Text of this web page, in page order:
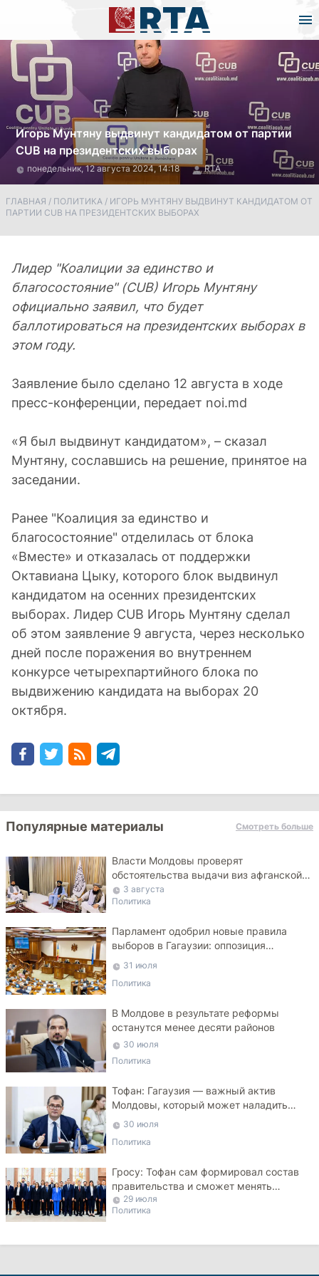
Игорь Мунтяну выдвинут кандидатом от партии
CUB на президентских выборах
понедельник, 12 августа 2024, 14:18 RTA
ГЛАВНАЯ / ПОЛИТИКА / ИГОРЬ МУНТЯНУ ВЫДВИНУТ КАНДИДАТОМ ОТ
ПАРТИИ CUB НА ПРЕЗИДЕНТСКИХ ВЫБОРАХ
Лидер "Коалиции за единство и
благосостояние" (CUB) Игорь Мунтяну
официально заявил, что будет
баллотироваться на президентских выборах в
этом году.
Заявление было сделано 12 августа в ходе
пресс-конференции, передает noi.md
«Я был выдвинут кандидатом», – сказал
Мунтяну, сославшись на решение, принятое на
заседании.
Ранее "Коалиция за единство и
благосостояние" отделилась от блока
«Вместе» и отказалась от поддержки
Октавиана Цыку, которого блок выдвинул
кандидатом на осенних президентских
выборах. Лидер CUB Игорь Мунтяну сделал
об этом заявление 9 августа, через несколько
дней после поражения во внутреннем
конкурсе четырехпартийного блока по
выдвижению кандидата на выборах 20
октября.
Популярные материалы Смотреть больше
Власти Молдовы проверят
обстоятельства выдачи виз афганской
делегации
3 августа
Политика
Парламент одобрил новые правила
выборов в Гагаузии: оппозиция
критикует законопроект
31 июля
Политика
В Молдове в результате реформы
останутся менее десяти районов
30 июля
Политика
Тофан: Гагаузия — важный актив
Молдовы, который может наладить
мосты с Турцией
30 июля
Политика
Гросу: Тофан сам формировал состав
правительства и сможет менять
министров
29 июля
Политика